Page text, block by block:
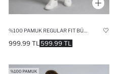
599.99 TL
999.99 TL